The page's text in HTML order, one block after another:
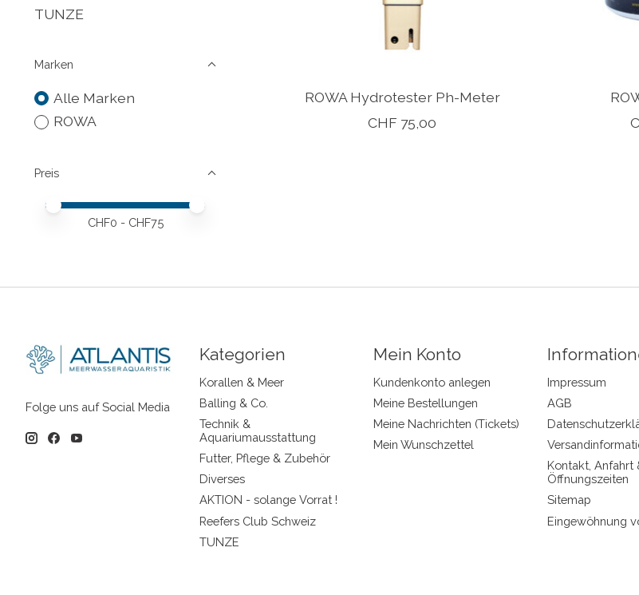
TUNZE
Marken
Alle Marken
ROWA
Preis
Preis – Mindestwert
Price maximum value
CHF0 - CHF75
ROWA Hydrotester Ph-Meter
CHF 75,00
Folge uns auf Social Media
Kategorien
Korallen & Meer
Balling & Co.
Technik &
Aquariumausstattung
Futter, Pflege & Zubehör
Diverses
AKTION - solange Vorrat !
Reefers Club Schweiz
TUNZE
Mein Konto
Kundenkonto anlegen
Meine Bestellungen
Meine Nachrichten (Tickets)
Mein Wunschzettel
Impressum
AGB
Kontakt, Anfahrt
Öffnungszeiten
Sitemap
Eingewöhnung